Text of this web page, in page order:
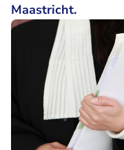
Maastricht.